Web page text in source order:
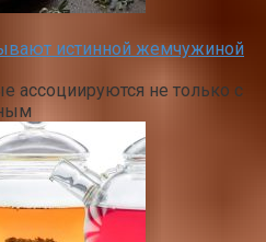
истинной жемчужиной
ассоциируются не только с